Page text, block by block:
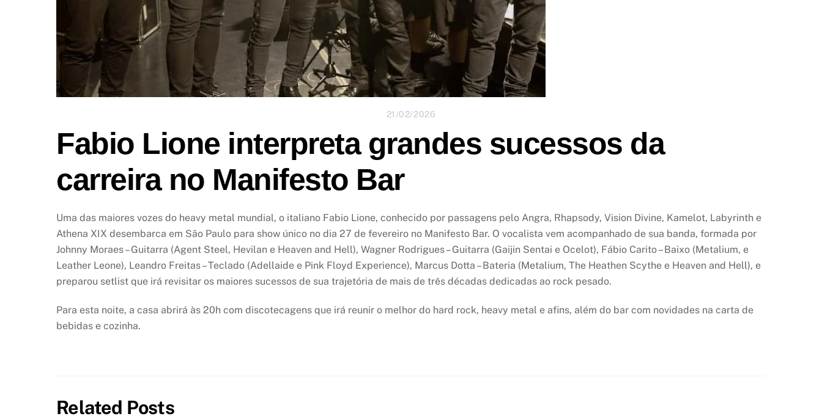
21/02/2026
Fabio Lione interpreta grandes sucessos da
carreira no Manifesto Bar
Uma das maiores vozes do heavy metal mundial, o italiano Fabio Lione, conhecido por passagens pelo Angra, Rhapsody, Vision Divine, Kamelot, Labyrinth e
Athena XIX desembarca em São Paulo para show único no dia 27 de fevereiro no Manifesto Bar. O vocalista vem acompanhado de sua banda, formada por
Johnny Moraes – Guitarra (Agent Steel, Hevilan e Heaven and Hell), Wagner Rodrigues – Guitarra (Gaijin Sentai e Ocelot), Fábio Carito – Baixo (Metalium, e
Leather Leone), Leandro Freitas – Teclado (Adellaide e Pink Floyd Experience), Marcus Dotta – Bateria (Metalium, The Heathen Scythe e Heaven and Hell), e
preparou setlist que irá revisitar os maiores sucessos de sua trajetória de mais de três décadas dedicadas ao rock pesado.
Para esta noite, a casa abrirá às 20h com discotecagens que irá reunir o melhor do hard rock, heavy metal e afins, além do bar com novidades na carta de
bebidas e cozinha.
Related Posts